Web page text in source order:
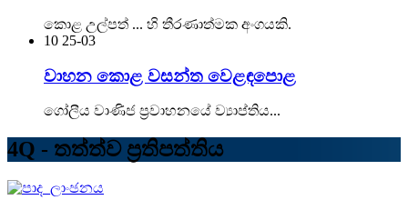
කොළ උල්පත් ... හි තීරණාත්මක අංගයකි.
10 25-03
වාහන කොළ වසන්ත වෙළඳපොළ
ගෝලීය වාණිජ ප්‍රවාහනයේ ව්‍යාප්තිය...
4Q - තත්ත්ව ප්‍රතිපත්තිය